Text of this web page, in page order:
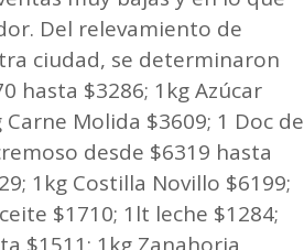
Del relevamiento de
ciudad, se determinaron
hasta $3286; 1kg Azúcar
Molida $3609; 1 Doc de
desde $6319 hasta
1kg Costilla Novillo $6199;
$1710; 1lt leche $1284;